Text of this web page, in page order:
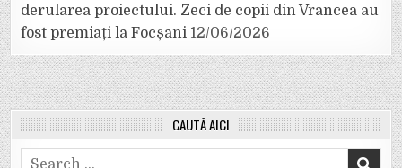
derularea proiectului. Zeci de copii din Vrancea au
fost premiați la Focșani 12/06/2026
CAUTĂ AICI
Search